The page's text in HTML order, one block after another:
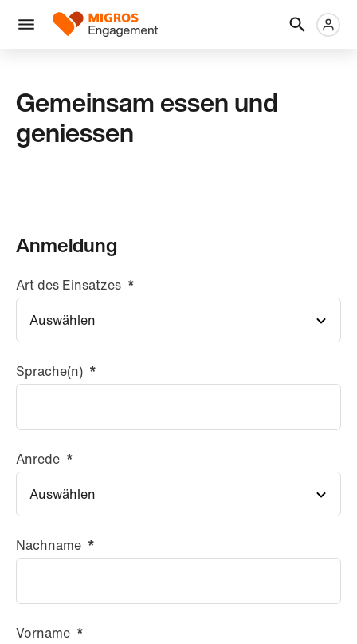
Navigation
überspringen
Menü
Logo
Gemeinsam essen und
geniessen
Anmeldung
Art des Einsatzes *
Sprache(n) *
Anrede *
Nachname *
Vorname *